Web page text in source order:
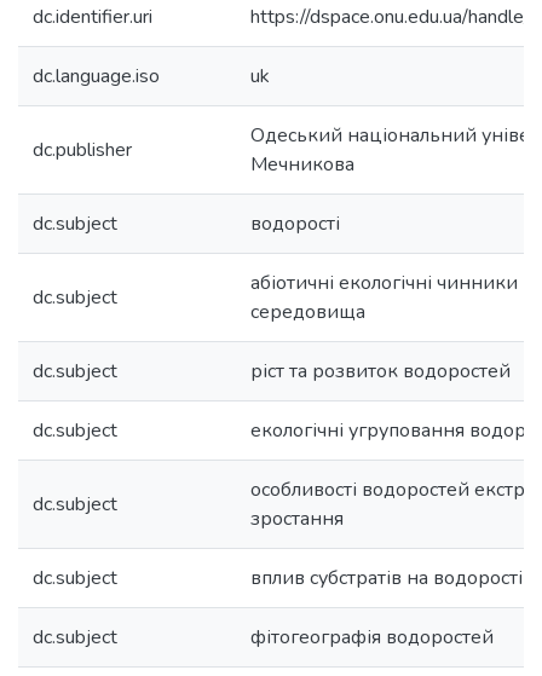
dc.identifier.uri https://dspace.onu.edu.ua/
dc.language.iso uk
dc.publisher
Одеський національний
Мечникова
dc.subject водорості
dc.subject
абіотичні екологічні чинники
середовища
dc.subject ріст та розвиток водоростей
dc.subject екологічні угруповання
dc.subject
особливості водоростей
зростання
dc.subject вплив субстратів на водорості
dc.subject фітогеографія водоростей